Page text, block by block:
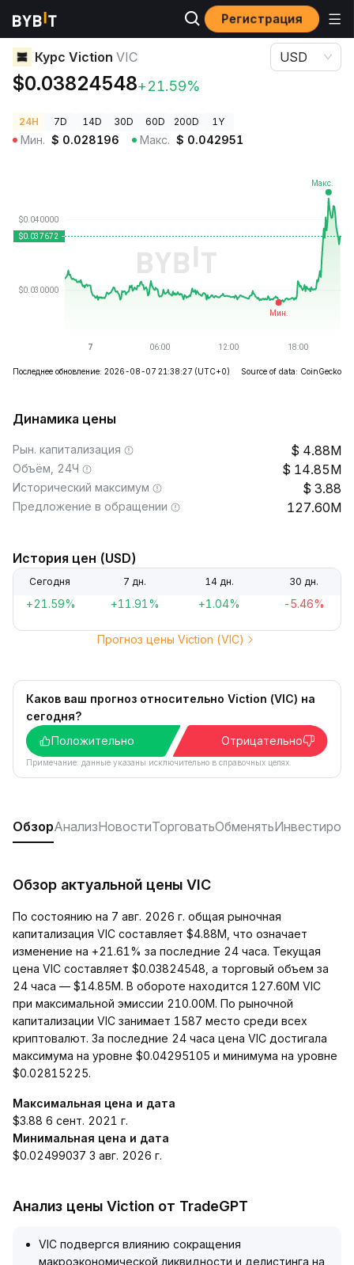
Регистрация
Цены криптовалют Курс Viction VIC
Курс Viction VIC
$0.03824548+21.59%
USD
24H 7D 14D 30D 60D 200D 1Y
Мин. $ 0.028196 Макс. $ 0.042951
Последнее обновление: 2026-08-07 21:38:27 (UTC+0) Source of data: CoinGecko
Динамика цены
Рын. капитализация 4.88M
Объём, 24Ч 14.85M
Исторический максимум 3.88
Предложение в обращении 127.60M
История цен (USD)
Сегодня 7 дн. 14 дн. 30 дн.
+21.59% +11.91% +1.04% -5.46%
Прогноз цены Viction (VIC)
Каков ваш прогноз относительно Viction (VIC) на
сегодня?
Положительно
Отрицательно
Примечание: данные указаны исключительно в справочных целях.
ОбзорАнализНовостиТорговатьОбменять
Обзор актуальной цены VIC
По состоянию на 7 авг. 2026 г. общая рыночная
капитализация VIC составляет $4.88M, что означает
изменение на +21.61% за последние 24 часа. Текущая
цена VIC составляет $0.03824548, а торговый объем за
24 часа — $14.85M. В обороте находится 127.60M VIC
при максимальной эмиссии 210.00M. По рыночной
капитализации VIC занимает 1587 место среди всех
криптовалют. За последние 24 часа цена VIC достигала
максимума на уровне $0.04295105 и минимума на уровне
$0.02815225.
Максимальная цена и дата
$3.88 6 сент. 2021 г.
Минимальная цена и дата
$0.02499037 3 авг. 2026 г.
Анализ цены Viction от TradeGPT
VIC подвергся влиянию сокращения
макроэкономической ликвидности и делистинга на